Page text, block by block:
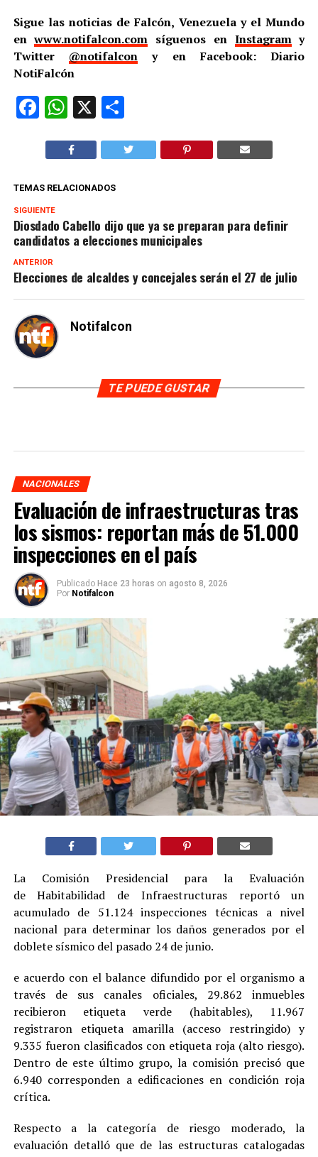
Sigue las noticias de Falcón, Venezuela y el Mundo
enwww.notifalcon.com síguenos en Instagramy
Twitter @notifalcon y en Facebook: Diario
NotiFalcón
Facebook
WhatsApp
X
TEMAS RELACIONADOS
SIGUIENTE
Diosdado Cabello dijo que ya se preparan para definir
candidatos a elecciones municipales
ANTERIOR
Elecciones de alcaldes y concejales serán el 27 de julio
Notifalcon
TE PUEDE GUSTAR
NACIONALES
Evaluación de infraestructuras tras
los sismos: reportan más de 51.000
inspecciones en el país
Publicado Hace 23 horas on agosto 8, 2026
Por Notifalcon
La Comisión Presidencial para la Evaluación
de Habitabilidad de Infraestructuras reportó un
acumulado de 51.124 inspecciones técnicas a nivel
nacional para determinar los daños generados por el
doblete sísmico del pasado 24 de junio.
e acuerdo con el balance difundido por el organismo a
través de sus canales oficiales, 29.862 inmuebles
recibieron etiqueta verde (habitables), 11.967
registraron etiqueta amarilla (acceso restringido) y
9.335 fueron clasificados con etiqueta roja (alto riesgo).
Dentro de este último grupo, la comisión precisó que
6.940 corresponden a edificaciones en condición roja
crítica.
Respecto a la categoría de riesgo moderado, la
evaluación detalló que de las estructuras catalogadas